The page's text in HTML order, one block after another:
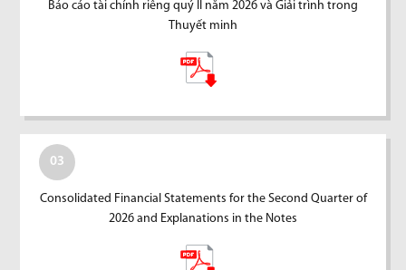
Báo cáo tài chính riêng quý II năm 2026 và Giải trình trong
Thuyết minh
03
Consolidated Financial Statements for the Second Quarter of
2026 and Explanations in the Notes